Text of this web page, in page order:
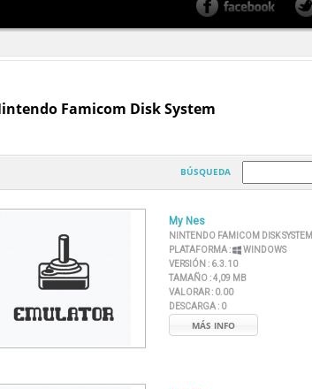
Famicom Disk System
BÚSQUEDA
My Nes
NINTENDO FAMICOM DISK SYSTEM
PLATAFORMA :
WINDOWS
VERSIÓN : 6.3.10
TAMAÑO :4,09 MB
VALORAR : 0.00
DESCARGA : 0
MÁS INFO